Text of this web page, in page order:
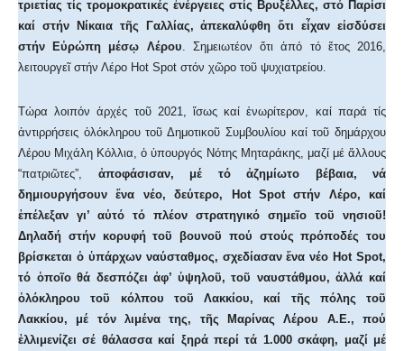
τριετίας τίς τρομοκρατικές ἐνέργειες στίς Βρυξέλλες, στό Παρίσι
καί στήν Νίκαια τῆς Γαλλίας, ἀπεκαλύφθη ὅτι εἶχαν εἰσδύσει
στήν Εὐρώπη μέσῳ Λέρου. Σημειωτέον ὅτι ἀπό τό ἔτος 2016,
λειτουργεῖ στήν Λέρο Hot Spot στόν χῶρο τοῦ ψυχιατρείου.
Τώρα λοιπόν ἀρχές τοῦ 2021, ἴσως καί ἐνωρίτερον, καί παρά τίς
ἀντιρρήσεις ὁλόκληρου τοῦ Δημοτικοῦ Συμβουλίου καί τοῦ δημάρχου
Λέρου Μιχάλη Κόλλια, ὁ ὑπουργός Νότης Μηταράκης, μαζί μέ ἄλλους
“πατριῶτες”, ἀποφάσισαν, μέ τό ἀζημίωτο βέβαια, νά
δημιουργήσουν ἕνα νέο, δεύτερο, Hot Spot στήν Λέρο, καί
ἐπέλεξαν γι’ αὐτό τό πλέον στρατηγικό σημεῖο τοῦ νησιοῦ!
Δηλαδή στήν κορυφή τοῦ βουνοῦ πού στούς πρόποδές του
βρίσκεται ὁ ὑπάρχων ναύσταθμος, σχεδίασαν ἕνα νέο Hot Spot,
τό ὁποῖο θά δεσπόζει ἀφ’ ὑψηλοῦ, τοῦ ναυστάθμου, ἀλλά καί
ὁλόκληρου τοῦ κόλπου τοῦ Λακκίου, καί τῆς πόλης τοῦ
Λακκίου, μέ τόν λιμένα της, τῆς Μαρίνας Λέρου Α.Ε., πού
ἐλλιμενίζει σέ θάλασσα καί ξηρά περί τά 1.000 σκάφη, μαζί μέ